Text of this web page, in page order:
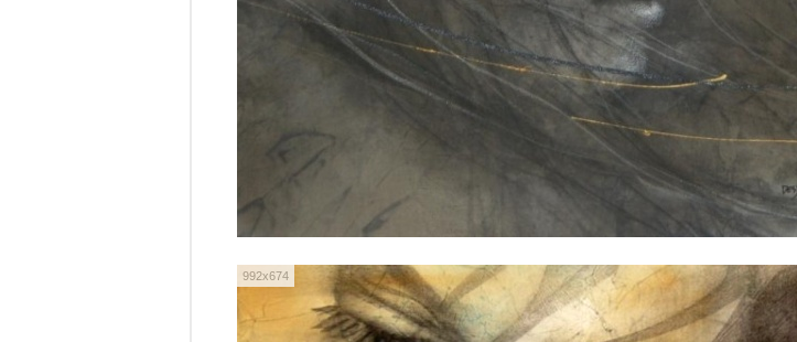
992x674